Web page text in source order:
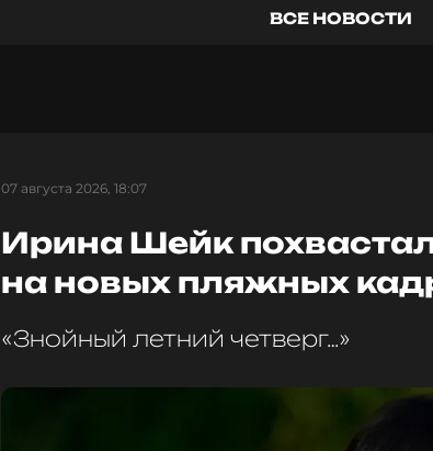
ВСЕ НОВОСТИ
07 августа 2026, 18:07
Ирина Шейк
на новых пляжных
«Знойный летний четверг…»